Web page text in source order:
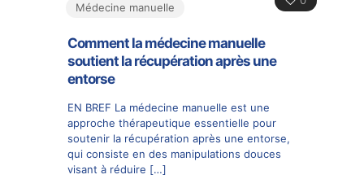
Médecine manuelle
Comment la médecine manuelle
soutient la récupération après une
entorse
EN BREF La médecine manuelle est une
approche thérapeutique essentielle pour
soutenir la récupération après une entorse,
qui consiste en des manipulations douces
visant à réduire […]